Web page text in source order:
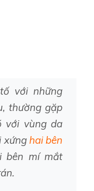
với những
thường gặp
với vùng da
xứnghai bên
bên mí mắt